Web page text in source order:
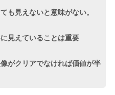
も見えないと意味がない。
見えていることは重要
がクリアでなければ価値が半